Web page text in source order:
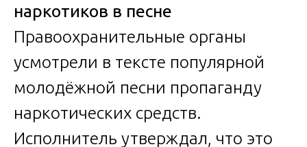
наркотиков в песне
Правоохранительные органы
усмотрели в тексте популярной
молодёжной песни пропаганду
наркотических средств.
Исполнитель утверждал, что это